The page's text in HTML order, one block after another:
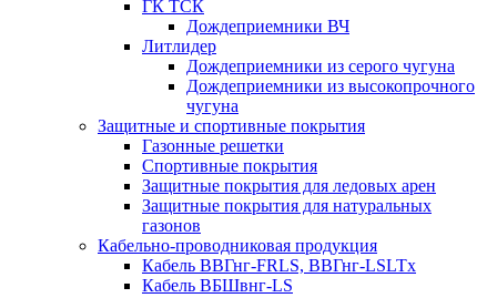
ГК ТСК
Дождеприемники ВЧ
Литлидер
Дождеприемники из серого чугуна
Дождеприемники из высокопрочного
чугуна
Защитные и спортивные покрытия
Газонные решетки
Спортивные покрытия
Защитные покрытия для ледовых арен
Защитные покрытия для натуральных
газонов
Кабельно-проводниковая продукция
Кабель ВВГнг-FRLS, ВВГнг-LSLTx
Кабель ВБШвнг-LS